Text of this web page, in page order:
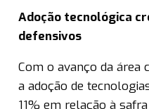
Adoção tecnológica
defensivos
Com o avanço da área
a adoção de
11% em relação à